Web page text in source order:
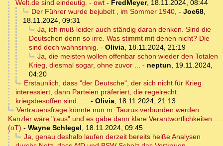
Welt.de sind eindeutig. - owt - FredMeyer, 18.11.2024, 08:44
Der Führer wurde bejubelt , im Sommer 1940, - Joe68,
18.11.2024, 09:31
Ja, ich muß leider auch ständig daran denken. Sind die
Deutschen denn so irre. Was stimmt mit denen nicht? Die
sind doch wahnsinnig. - Olivia 18.11.2024, 21:19
Ja, die meisten wollen offenbar schon wieder den Totalen
Krieg, diesmal sogar, ohne zuvor ...
- neptun
19.11.2024,
04:20
Erstaunlich, dass "der Deutsche", der sich nicht für Krieg
interessiert, dann Parteien präferiert, die regelrecht
kriegsbesoffen sind......
- Olivia 18.11.2024, 21:13
Vertrauensfrage könnte nun m. Taurus verbunden werden.
Kanzler wäre "raus" und es gäbe dann klare Verantwortlichkeiten ...
(oT) - Wayne Schlegel
18.11.2024, 09:45
Ja, genau deshalb laufen derzeit bereits heiße Analysen